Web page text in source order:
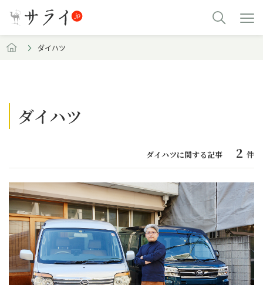
ダイハツ
ダイハツ
ダイハツに関する記事 2 件